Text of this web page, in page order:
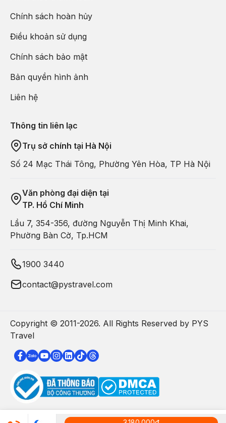
Chính sách hoàn hủy
Điều khoản sử dụng
Chính sách bảo mật
Bản quyền hình ảnh
Liên hệ
Thông tin liên lạc
Trụ sở chính tại Hà Nội
Số 24 Mạc Thái Tông, Phường Yên Hòa, TP Hà Nội
Văn phòng đại diện tại
TP. Hồ Chí Minh
Lầu 7, 354-356, đường Nguyễn Thị Minh Khai,
Phường Bàn Cờ, Tp.HCM
1900 3440
contact@pystravel.com
Copyright © 2011-2026. All Rights Reserved by PYS
Travel